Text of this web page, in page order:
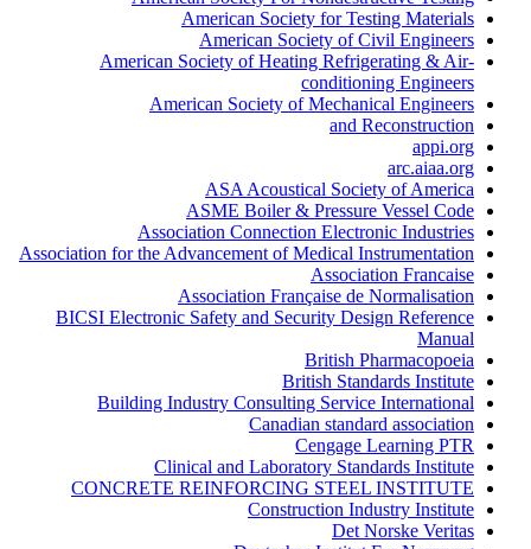
American Society for Testing Materials
American Society of Civil Engineers
American Society of Heating Refrigerating & Air-
conditioning Engineers
American Society of Mechanical Engineers
and Reconstruction
appi.org
arc.aiaa.org
ASA Acoustical Society of America
ASME Boiler & Pressure Vessel Code
Association Connection Electronic Industries
Association for the Advancement of Medical Instrumentation
Association Francaise
Association Française de Normalisation
BICSI Electronic Safety and Security Design Reference
Manual
British Pharmacopoeia
British Standards Institute
Building Industry Consulting Service International
Canadian standard association
Cengage Learning PTR
Clinical and Laboratory Standards Institute
CONCRETE REINFORCING STEEL INSTITUTE
Construction Industry Institute
Det Norske Veritas